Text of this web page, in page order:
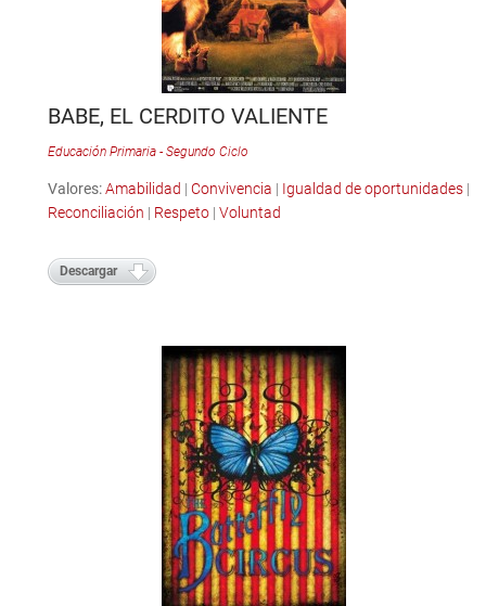
BABE, EL CERDITO VALIENTE
Educación Primaria - Segundo Ciclo
Valores:Amabilidad | Convivencia | Igualdad de oportunidades|
Reconciliación | Respeto| Voluntad
Descargar